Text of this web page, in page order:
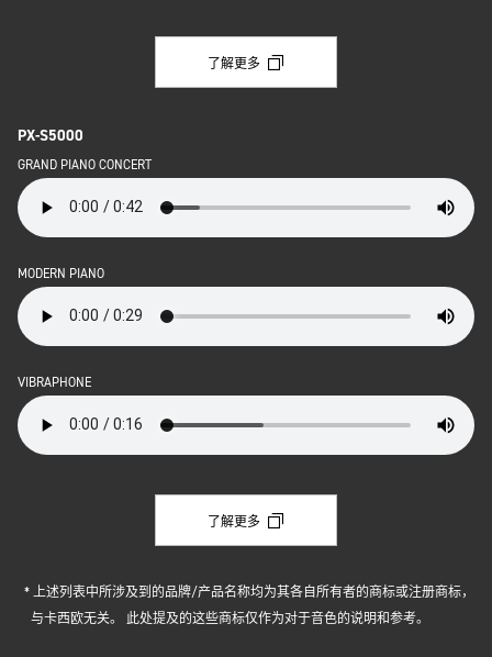
了解更多
PX-S5000
GRAND PIANO CONCERT
MODERN PIANO
VIBRAPHONE
了解更多
* 上述列表中所涉及到的品牌/产品名称均为其各自所有者的商标或注册商标，
与卡西欧无关。 此处提及的这些商标仅作为对于音色的说明和参考。